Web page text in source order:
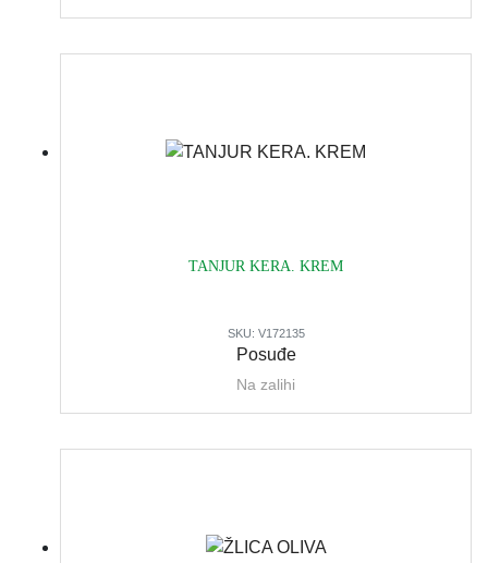
TANJUR KERA. KREM
SKU: V172135
Posuđe
Na zalihi